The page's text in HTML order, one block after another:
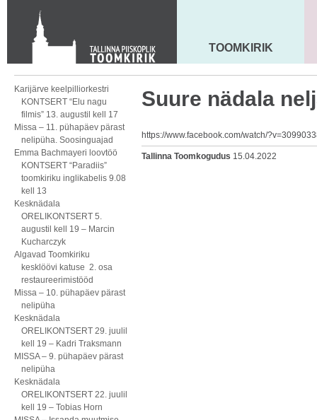
KONTAKT
Toom-Kooli 6, 10130 TALLINN
tallinna.toom@eelk.ee
MAARJA KIRIK
TOOMKIRIK
Karijärve keelpilliorkestri
KONTSERT “Elu nagu
filmis” 13. augustil kell 17
Missa – 11. pühapäev pärast
nelipüha. Soosinguajad
Emma Bachmayeri loovtöö
KONTSERT “Paradiis”
toomkiriku inglikabelis 9.08
kell 13
Kesknädala
ORELIKONTSERT 5.
augustil kell 19 – Marcin
Kucharczyk
Algavad Toomkiriku
kesklöövi katuse 2. osa
restaureerimistööd
Missa – 10. pühapäev pärast
nelipüha
Kesknädala
ORELIKONTSERT 29. juulil
kell 19 – Kadri Traksmann
MISSA – 9. pühapäev pärast
nelipüha
Kesknädala
ORELIKONTSERT 22. juulil
kell 19 – Tobias Horn
Suure nädala
https://www.facebook.com/watch/
Tallinna Toomkogudus 15.04.2022